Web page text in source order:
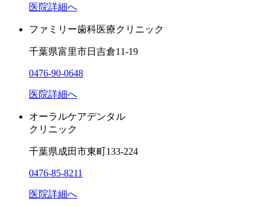
医院詳細へ
ファミリー歯科医療クリニック
千葉県富里市日吉倉11-19
0476-90-0648
医院詳細へ
オーラルケアデンタル
クリニック
千葉県成田市東町133-224
0476-85-8211
医院詳細へ